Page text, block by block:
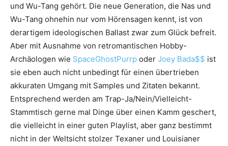
und Wu-Tang gehört. Die neue Generation, die Nas und
Wu-Tang ohnehin nur vom Hörensagen kennt, ist von
derartigem ideologischen Ballast zwar zum Glück befreit.
Aber mit Ausnahme von retromantischen Hobby-
Archäologen wie SpaceGhostPurrp oder Joey Bada$$ ist
sie eben auch nicht unbedingt für einen übertrieben
akkuraten Umgang mit Samples und Zitaten bekannt.
Entsprechend werden am Trap-Ja/Nein/Vielleicht-
Stammtisch gerne mal Dinge über einen Kamm geschert,
die vielleicht in einer guten Playlist, aber ganz bestimmt
nicht in der Weltsicht stolzer Texaner und Louisianer